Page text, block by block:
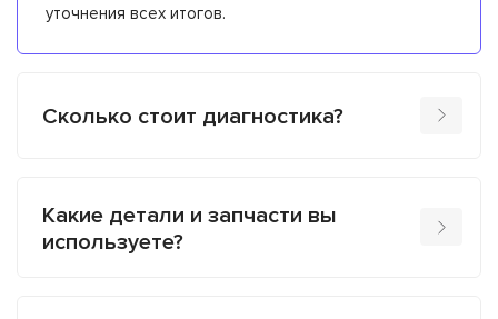
уточнения всех итогов.
Сколько стоит диагностика?
Какие детали и запчасти вы
используете?